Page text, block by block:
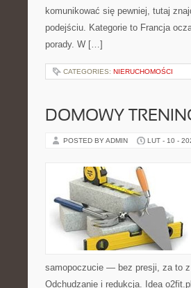
komunikować się pewniej, tutaj
podejściu. Kategorie to Francja
porady. W […]
CATEGORIES: NIERUCHOMOŚCI
DOMOWY
POSTED BY ADMIN LUT - 10 -
samopoczucie — bez presji, za to
Odchudzanie i redukcja. Idea